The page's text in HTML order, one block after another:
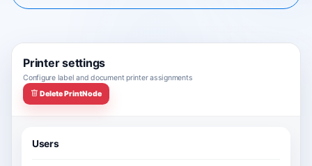
Printer settings
Configure label and document printer assignments
Delete PrintNode
Users